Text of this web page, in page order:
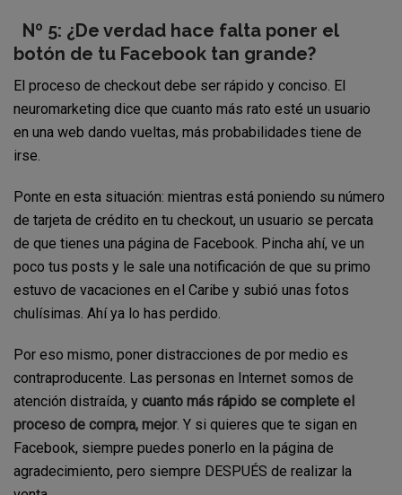
Nº 5: ¿De verdad hace falta poner el
botón de tu Facebook tan grande?
El proceso de checkout debe ser rápido y conciso. El
neuromarketing dice que cuanto más rato esté un usuario
en una web dando vueltas, más probabilidades tiene de
irse.
Ponte en esta situación: mientras está poniendo su número
de tarjeta de crédito en tu checkout, un usuario se percata
de que tienes una página de Facebook. Pincha ahí, ve un
poco tus posts y le sale una notificación de que su primo
estuvo de vacaciones en el Caribe y subió unas fotos
chulísimas. Ahí ya lo has perdido.
Por eso mismo, poner distracciones de por medio es
contraproducente. Las personas en Internet somos de
atención distraída, y cuanto más rápido se complete el
proceso de compra, mejor. Y si quieres que te sigan en
Facebook, siempre puedes ponerlo en la página de
agradecimiento, pero siempre DESPUÉS de realizar la